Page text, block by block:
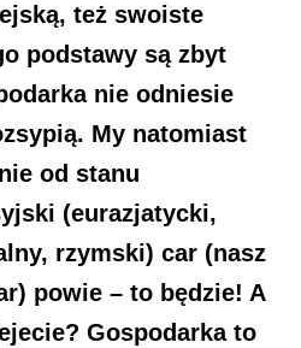
też swoiste
podstawy są zbyt
nie odniesie
My natomiast
od stanu
(eurazjatycki,
rzymski) car (nasz
powie – to będzie! A
Gospodarka to